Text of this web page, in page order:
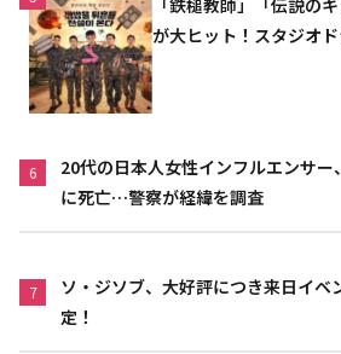
が大ヒット！スタジオ
6
20代の日本人女性インフルエンサ
に死亡…警察が経緯を調査
7
ソ・ジソブ、大好評につき来日イベ
定！